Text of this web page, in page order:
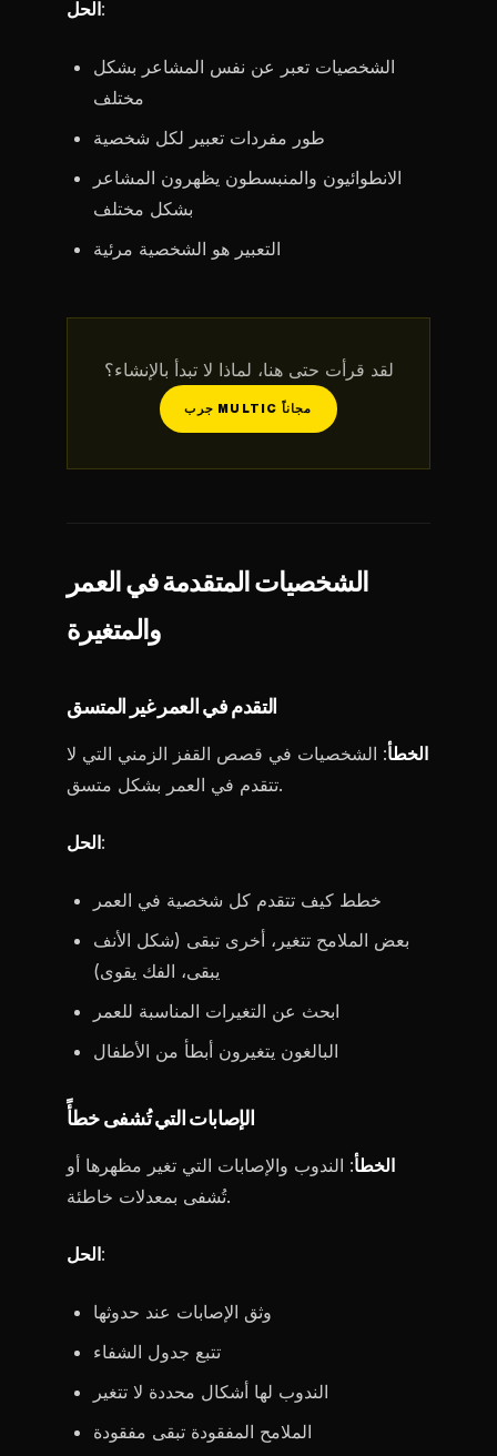
الحل:
الشخصيات تعبر عن نفس المشاعر بشكل
مختلف
طور مفردات تعبير لكل شخصية
الانطوائيون والمنبسطون يظهرون المشاعر
بشكل مختلف
التعبير هو الشخصية مرئية
لقد قرأت حتى هنا، لماذا لا تبدأ بالإنشاء؟
جرب MULTIC مجاناً
الشخصيات المتقدمة في العمر
والمتغيرة
التقدم في العمر غير المتسق
الخطأ: الشخصيات في قصص القفز الزمني التي لا
تتقدم في العمر بشكل متسق.
الحل:
خطط كيف تتقدم كل شخصية في العمر
بعض الملامح تتغير، أخرى تبقى (شكل الأنف
يبقى، الفك يقوى)
ابحث عن التغيرات المناسبة للعمر
البالغون يتغيرون أبطأ من الأطفال
الإصابات التي تُشفى خطأً
الخطأ: الندوب والإصابات التي تغير مظهرها أو
تُشفى بمعدلات خاطئة.
الحل:
وثق الإصابات عند حدوثها
تتبع جدول الشفاء
الندوب لها أشكال محددة لا تتغير
الملامح المفقودة تبقى مفقودة